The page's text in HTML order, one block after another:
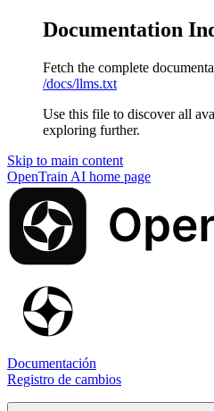
Documentation
Fetch the complete
/docs/llms.txt
Use this file to discover all
exploring further.
Skip to main content
OpenTrain AI home page
Documentación
Registro de cambios